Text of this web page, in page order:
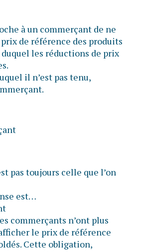
à un commerçant de ne
de référence des produits
les réductions de prix
il n’est pas tenu,
pas toujours celle que l’on
est…
commerçants n’ont plus
le prix de référence
Cette obligation,